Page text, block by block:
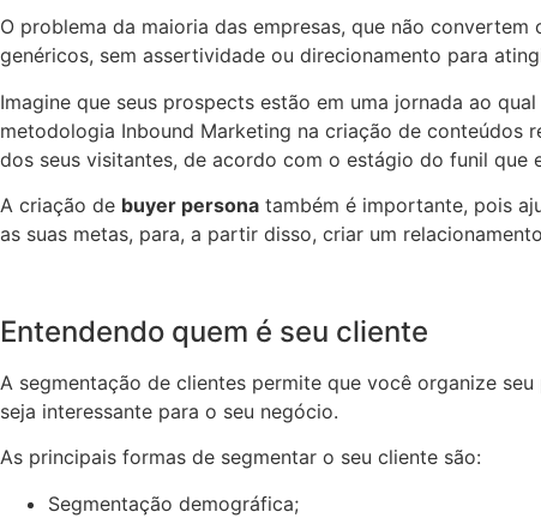
O problema da maioria das empresas, que não
genéricos, sem assertividade ou direcionamento para
Imagine que seus prospects estão em uma jornada ao
metodologia Inbound Marketing na criação de conteúdos
dos seus visitantes, de acordo com o estágio do funil que
A criação de buyer persona também é importante, pois
as suas metas, para, a partir disso, criar um
Entendendo quem é seu cliente
A segmentação de clientes permite que você organize
seja interessante para o seu negócio.
As principais formas de segmentar o seu cliente são:
Segmentação demográfica;